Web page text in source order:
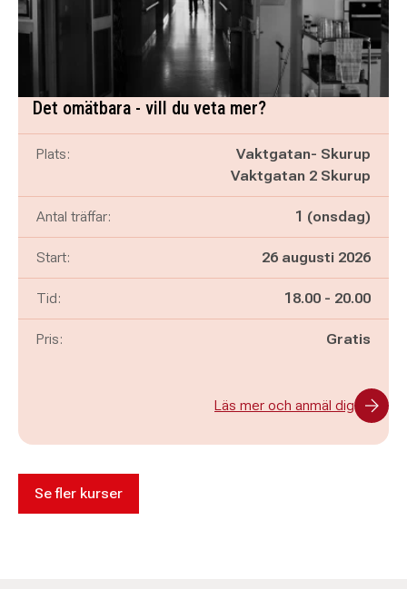
Det omätbara - vill du veta mer?
Plats:
Vaktgatan- Skurup
Vaktgatan 2 Skurup
Antal träffar: 1 (onsdag)
Start: 26 augusti 2026
Tid: Pågår mellan
18.00 - och
20.00
Pris: Gratis
Läs mer och anmäl dig
Se fler kurser